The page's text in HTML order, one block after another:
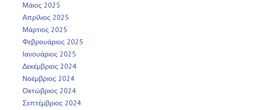
Μάιος 2025
Απρίλιος 2025
Μάρτιος 2025
Φεβρουάριος 2025
Ιανουάριος 2025
Δεκέμβριος 2024
Νοέμβριος 2024
Οκτώβριος 2024
Σεπτέμβριος 2024